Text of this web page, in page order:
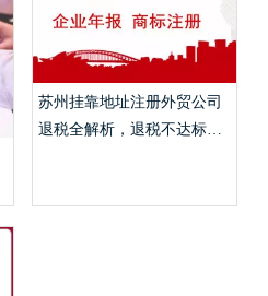
苏州挂靠地址注册外贸公司
退税全解析，退税不达标免